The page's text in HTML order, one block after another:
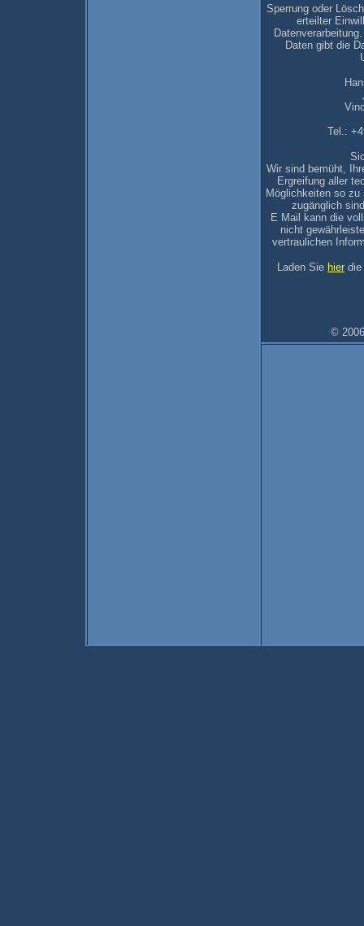
Sperrung oder
erteilter
Daten gibt die
Tel.:
Wir sind bemüht,
Ergreifung aller
Möglichkeiten so
zugänglich
E Mail kann die
nicht
vertraulichen
Laden Sie hier die
©